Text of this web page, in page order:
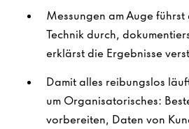
Messungen am Auge
Technik durch,
erklärst die Ergebnisse
Damit alles reibungslos
um Organisatorisches:
vorbereiten, Daten von